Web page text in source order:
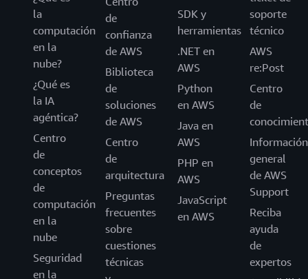
la
computación
en la
nube?
¿Qué es
la IA
agéntica?
Centro
de
conceptos
de
computación
en la
nube
Seguridad
en la
de
confianza
de AWS
Biblioteca
de
soluciones
de AWS
Centro
de
arquitectura
Preguntas
frecuentes
sobre
cuestiones
técnicas
SDK y
herramientas
.NET en
AWS
Python
en AWS
Java en
AWS
PHP en
AWS
JavaScript
en AWS
soporte
técnico
AWS
re:Post
Centro
de
Información
general
de AWS
Support
Reciba
ayuda
de
expertos